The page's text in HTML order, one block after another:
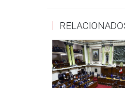
Por su parte, el
distinción,
Señaló que su
de su relación con
Destacó que, más
política exterior